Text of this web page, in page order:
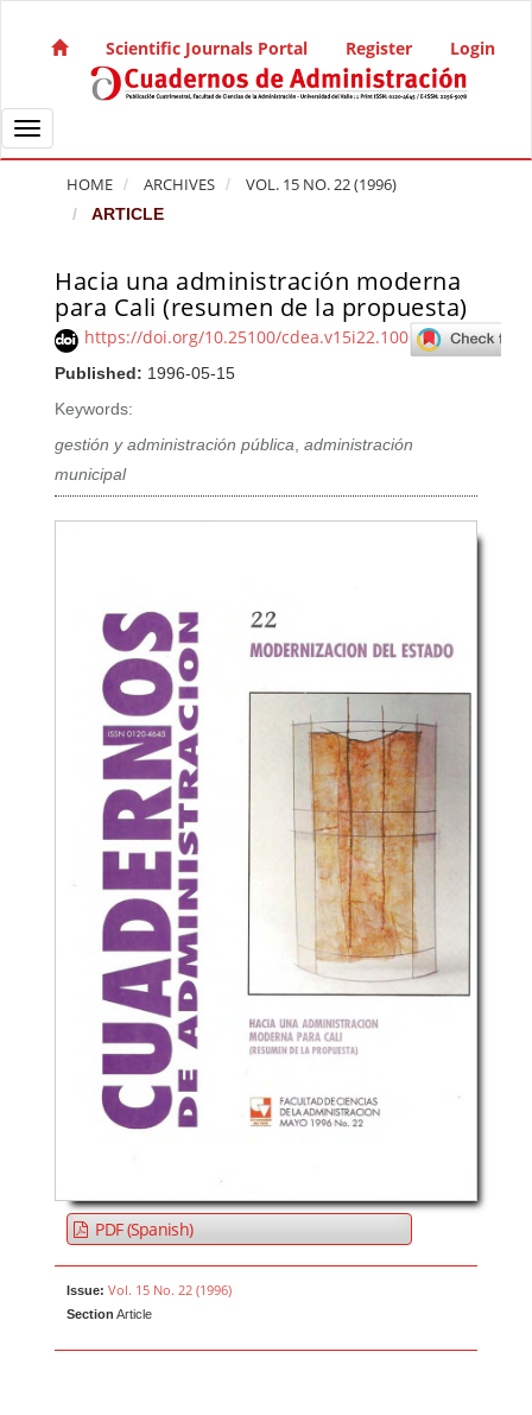
Main Navigation
Main Content
Sidebar
Scientific Journals Portal Register Login
Toggle navigation
HOME ARCHIVES VOL. 15 NO. 22 (1996)
ARTICLE
Hacia una administración moderna
para Cali (resumen de la propuesta)
https://doi.org/10.25100/cdea.v15i22.100
Published: 1996-05-15
Keywords:
gestión y administración pública,administración
municipal
Article Sidebar
PDF (Spanish)
Issue: Vol. 15 No. 22 (1996)
Section Article